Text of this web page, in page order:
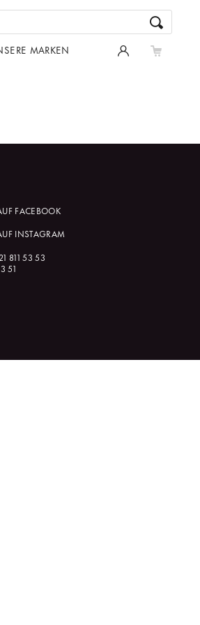
MARKEN
FACEBOOK
INSTAGRAM
811 53 53
51